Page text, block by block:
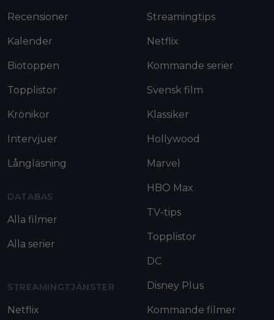
Recensioner
Kalender
Biotoppen
Topplistor
Krönikor
Intervjuer
Långläsning
DATABAS
Alla filmer
Alla serier
STREAMINGTJÄNSTER
Netflix
Streamingtips
Netflix
Kommande serier
Svensk film
Klassiker
Hollywood
Marvel
HBO Max
TV-tips
Topplistor
DC
Disney Plus
Kommande filmer